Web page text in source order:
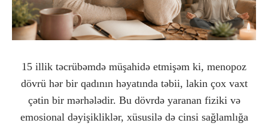
15 illik təcrübəmdə müşahidə etmişəm ki, menopoz
dövrü hər bir qadının həyatında təbii, lakin çox vaxt
çətin bir mərhələdir. Bu dövrdə yaranan fiziki və
emosional dəyişikliklər, xüsusilə də cinsi sağlamlığa